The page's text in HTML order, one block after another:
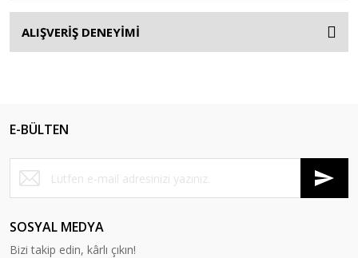
ALIŞVERİŞ DENEYİMİ
E-BÜLTEN
SOSYAL MEDYA
Bizi takip edin, kârlı çıkın!